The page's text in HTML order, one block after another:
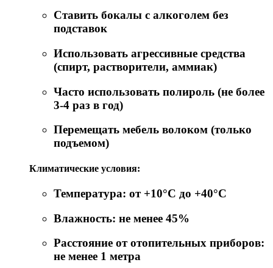
Ставить бокалы с алкоголем без
подставок
Использовать агрессивные средства
(спирт, растворители, аммиак)
Часто использовать полироль (не более
3-4 раз в год)
Перемещать мебель волоком (только
подъемом)
Климатические условия:
Температура: от +10°C до +40°C
Влажность: не менее 45%
Расстояние от отопительных приборов:
не менее 1 метра